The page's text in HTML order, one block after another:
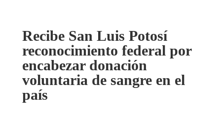
Recibe San Luis Potosí
reconocimiento federal por
encabezar donación
voluntaria de sangre en el
país